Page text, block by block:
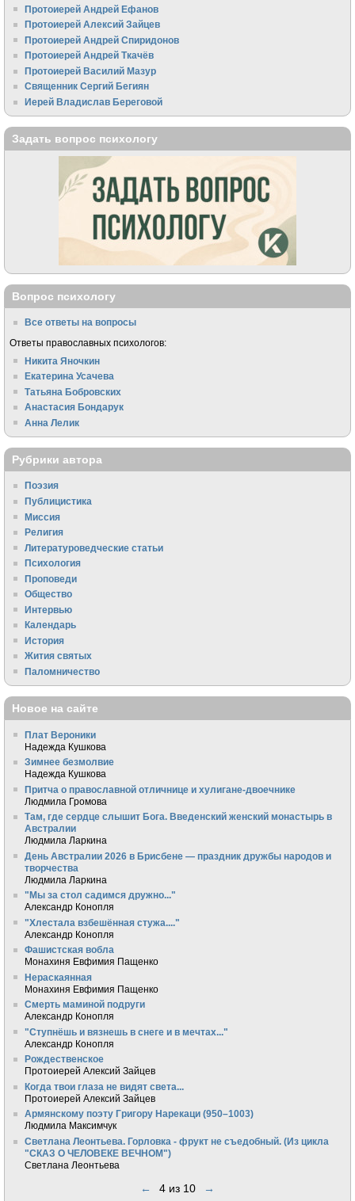
Протоиерей Андрей Ефанов
Протоиерей Алексий Зайцев
Протоиерей Андрей Спиридонов
Протоиерей Андрей Ткачёв
Протоиерей Василий Мазур
Священник Сергий Бегиян
Иерей Владислав Береговой
Задать вопрос психологу
Вопрос психологу
Все ответы на вопросы
Ответы православных психологов:
Никита Яночкин
Екатерина Усачева
Татьяна Бобровских
Анастасия Бондарук
Анна Лелик
Рубрики автора
Поэзия
Публицистика
Миссия
Религия
Литературоведческие статьи
Психология
Проповеди
Общество
Интервью
Календарь
История
Жития святых
Паломничество
Новое на сайте
Плат Вероники
Надежда Кушкова
Зимнее безмолвие
Надежда Кушкова
Притча о православной отличнице и хулигане-двоечнике
Людмила Громова
Там, где сердце слышит Бога. Введенский женский монастырь в
Австралии
Людмила Ларкина
День Австралии 2026 в Брисбене — праздник дружбы народов и
творчества
Людмила Ларкина
"Мы за стол садимся дружно..."
Александр Конопля
"Хлестала взбешённая стужа...."
Александр Конопля
Фашистская вобла
Монахиня Евфимия Пащенко
Нераскаянная
Монахиня Евфимия Пащенко
Смерть маминой подруги
Александр Конопля
"Ступнёшь и вязнешь в снеге и в мечтах..."
Александр Конопля
Рождественское
Протоиерей Алексий Зайцев
Когда твои глаза не видят света...
Протоиерей Алексий Зайцев
Армянскому поэту Григору Нарекаци (950–1003)
Людмила Максимчук
Светлана Леонтьева. Горловка - фрукт не съедобный. (Из цикла
"СКАЗ О ЧЕЛОВЕКЕ ВЕЧНОМ")
Светлана Леонтьева
← 4 из 10 →